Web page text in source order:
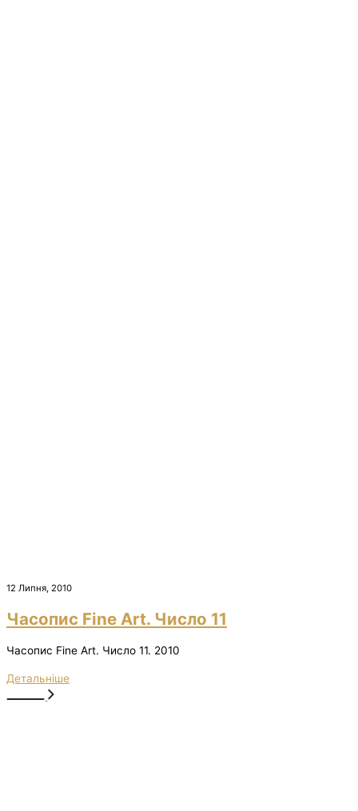
12 Липня, 2010
Часопис Fine Art. Число 11
Часопис Fine Art. Число 11. 2010
Детальніше